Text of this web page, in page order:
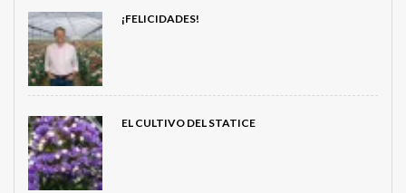
¡FELICIDADES!
EL CULTIVO DEL STATICE